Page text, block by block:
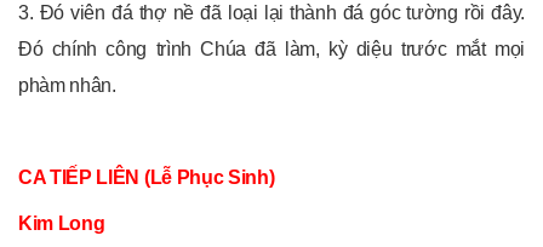
3. Đó viên đá thợ nề đã loại lại thành đá góc tường rồi đây.
Đó chính công trình Chúa đã làm, kỳ diệu trước mắt mọi
phàm nhân.
CA TIẾP LIÊN (Lễ Phục Sinh)
Kim Long